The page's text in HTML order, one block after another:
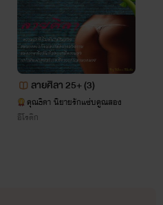
เรื่องนี้ให้ออกมาแบบ "บ้าคลั่ง"
ไว้ได้เลยเพราะมันจะคุ้มค่ากับ
ะเรื่องนี้เป็นการจับมือกับเจ้ต้า
เติมคือ NC ที่ดาร์กและหนัก
55555555555
ลายศิลา 25+ (3)
คุณธิดา นิยายรักแซ่บคูณสอง
อีโรติก